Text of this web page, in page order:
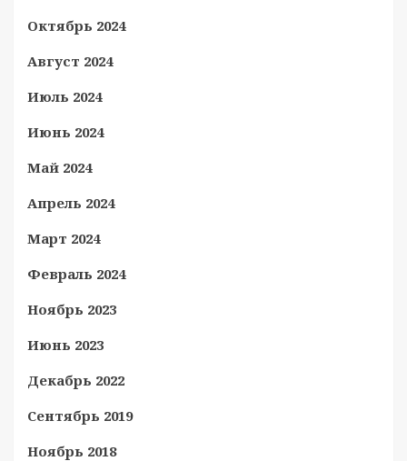
Октябрь 2024
Август 2024
Июль 2024
Июнь 2024
Май 2024
Апрель 2024
Март 2024
Февраль 2024
Ноябрь 2023
Июнь 2023
Декабрь 2022
Сентябрь 2019
Ноябрь 2018